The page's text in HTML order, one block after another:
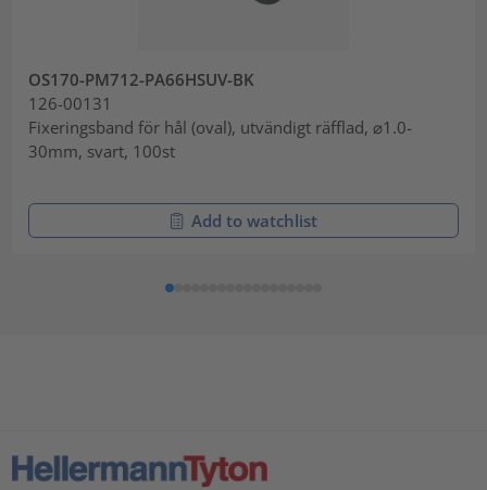
OS170-PM712-PA66HSUV-BK
126-00131
Fixeringsband för hål (oval), utvändigt räfflad, ⌀1.0-
30mm, svart, 100st
Add to watchlist